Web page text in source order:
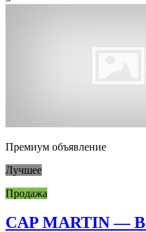
Премиум объявление
Лучшее
Продажа
CAP MARTIN —